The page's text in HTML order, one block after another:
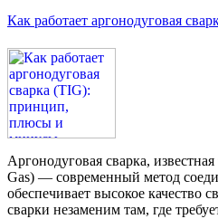
Как работает аргонодуговая
Аргонодуговая сварка,
Gas) — современный метод
обеспечивает высокое качество
сварки незаменим там, где